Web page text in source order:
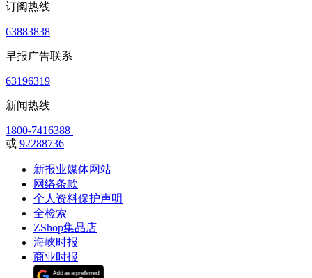
订阅热线
63883838
早报广告联系
63196319
新闻热线
1800-7416388
或 92288736
新报业媒体网站
网络条款
个人资料保护声明
全检索
ZShop集品店
海峡时报
商业时报